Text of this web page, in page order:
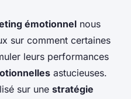
émotionnel nous
sur comment certaines
leurs performances
astucieuses.
sur une stratégie